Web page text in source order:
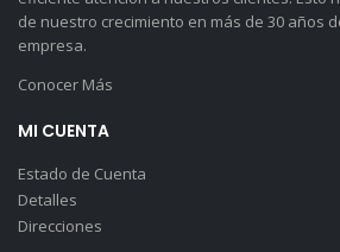
de nuestro crecimiento en más de 30 años
empresa.
Conocer Más
MI CUENTA
Estado de Cuenta
Detalles
Direcciones